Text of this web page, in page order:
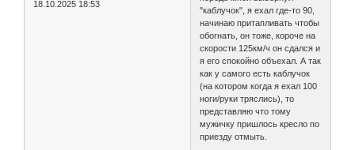
18.10.2025 18:53
"каблучок", я ехал где-то 90,
начинаю притапливать чтобы
обогнать, он тоже, короче на
скорости 125км/ч он сдался и
я его спокойно объехал. А так
как у самого есть каблучок
(на котором когда я ехал 100
ноги/руки тряслись), то
представляю что тому
мужичку пришлось кресло по
приезду отмыть.